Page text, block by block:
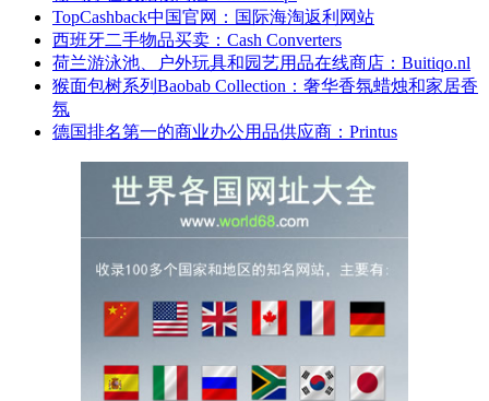
TopCashback中国官网：国际海淘返利网站
西班牙二手物品买卖：Cash Converters
荷兰游泳池、户外玩具和园艺用品在线商店：Buitiqo.nl
猴面包树系列Baobab Collection：奢华香氛蜡烛和家居香
氛
德国排名第一的商业办公用品供应商：Printus